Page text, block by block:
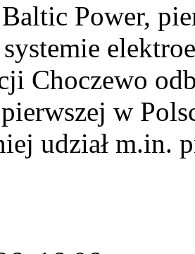
Power,
Choczewo
w
udział m.in.